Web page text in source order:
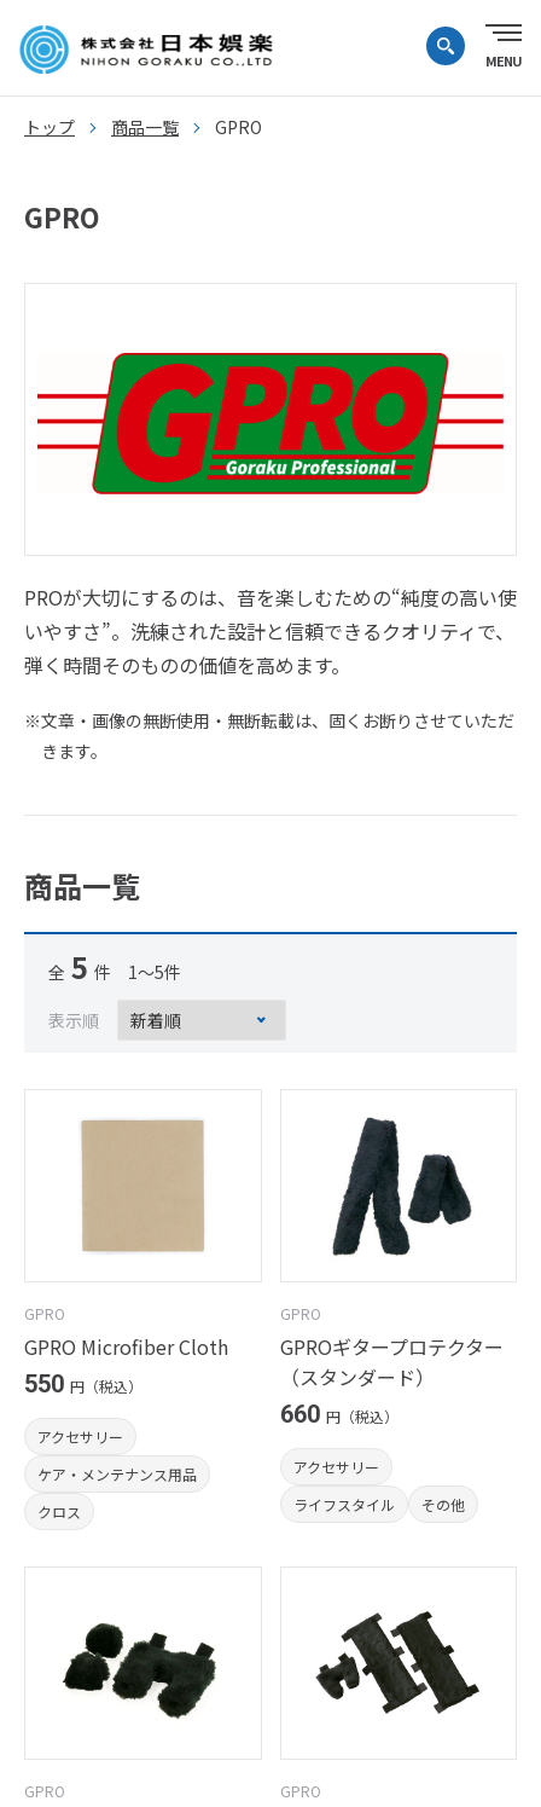
トップ 商品一覧 GPRO
GPRO
PROが大切にするのは、音を楽しむための“純度の高い使
いやすさ”。洗練された設計と信頼できるクオリティで、
弾く時間そのものの価値を高めます。
※文章・画像の無断使用・無断転載は、固くお断りさせていただ
きます。
商品一覧
全 5 件 1～5件
表示順
GPRO
GPRO Microfiber Cloth
550 円（税込）
アクセサリー
ケア・メンテナンス用品
クロス
GPRO
GPROギタープロテクター
（スタンダード）
660 円（税込）
アクセサリー
ライフスタイル
その他
GPRO GPRO